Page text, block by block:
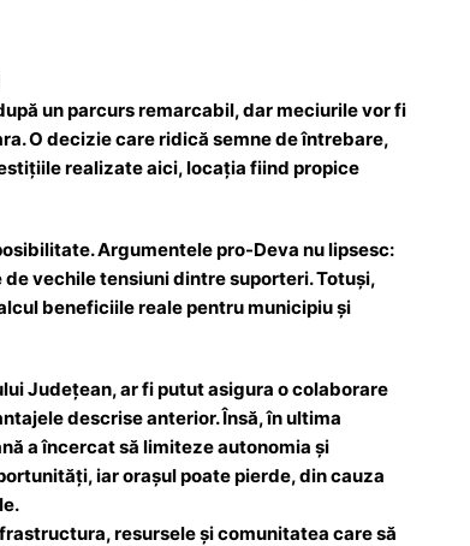
un parcurs remarcabil, dar meciurile vor fi
O decizie care ridică semne de întrebare,
realizate aici, locația fiind propice
Argumentele pro-Deva nu lipsesc:
vechile tensiuni dintre suporteri. Totuși,
beneficiile reale pentru municipiu și
Județean, ar fi putut asigura o colaborare
descrise anterior. Însă, în ultima
a încercat să limiteze autonomia și
iar orașul poate pierde, din cauza
resursele și comunitatea care să